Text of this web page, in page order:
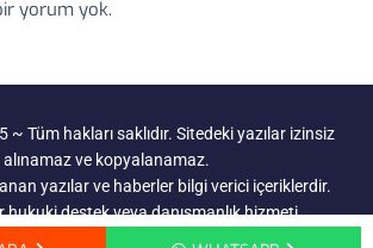
yorum yok.
Tüm hakları saklıdır. Sitedeki yazılar izinsiz
alınamaz ve kopyalanamaz.
yazılar ve haberler bilgi verici içeriklerdir.
hukuki destek veya danışmanlık hizmeti